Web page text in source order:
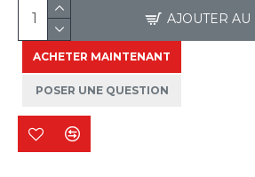
AJOUTER
ACHETER MAINTENANT
POSER UNE QUESTION